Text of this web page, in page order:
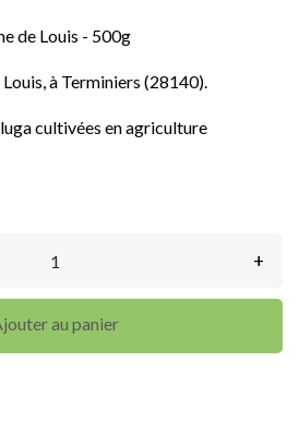
de Louis - 500g
à Terminiers (28140).
cultivées en agriculture
+
au panier